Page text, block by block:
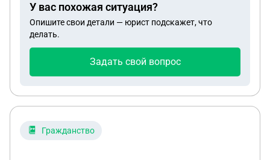
У вас похожая ситуация?
Опишите свои детали — юрист подскажет, что
делать.
Задать свой вопрос
Гражданство